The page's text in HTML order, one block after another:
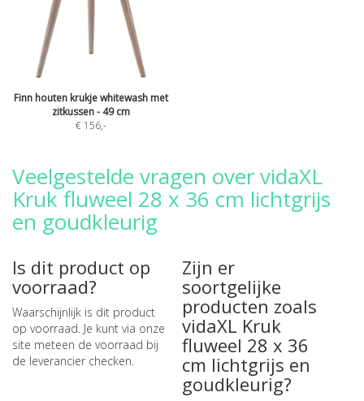
Finn houten krukje whitewash met
zitkussen - 49 cm
€ 156,-
Veelgestelde vragen over vidaXL
Kruk fluweel 28 x 36 cm lichtgrijs
en goudkleurig
Is dit product op
voorraad?
Waarschijnlijk is dit product
op voorraad. Je kunt via onze
site meteen de voorraad bij
de leverancier checken.
Zijn er
soortgelijke
producten zoals
vidaXL Kruk
fluweel 28 x 36
cm lichtgrijs en
goudkleurig?